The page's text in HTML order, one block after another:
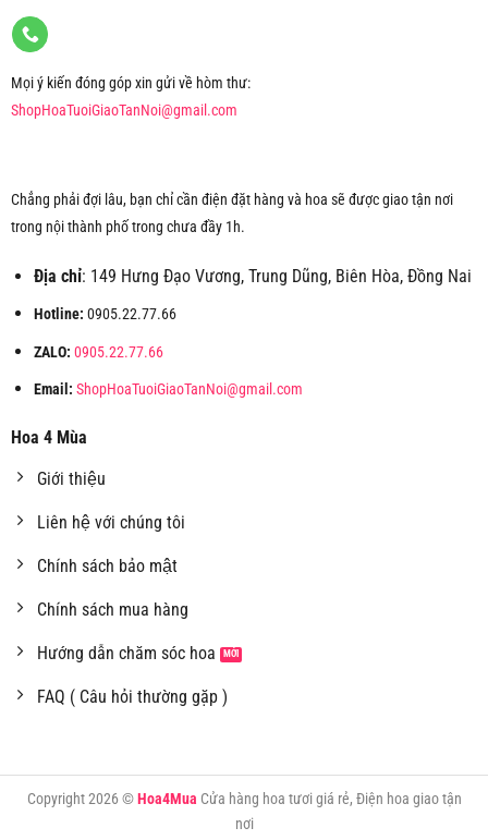
Mọi ý kiến đóng góp xin gửi về hòm thư:
ShopHoaTuoiGiaoTanNoi@gmail.com
Chẳng phải đợi lâu, bạn chỉ cần điện đặt hàng và hoa sẽ được giao tận nơi
trong nội thành phố trong chưa đầy 1h.
Địa chỉ: 149 Hưng Đạo Vương, Trung Dũng, Biên Hòa, Đồng Nai
Hotline: 0905.22.77.66
ZALO: 0905.22.77.66
Email: ShopHoaTuoiGiaoTanNoi@gmail.com
Hoa 4 Mùa
Giới thiệu
Liên hệ với chúng tôi
Chính sách bảo mật
Chính sách mua hàng
Hướng dẫn chăm sóc hoa
FAQ ( Câu hỏi thường gặp )
Copyright 2026 ©Hoa4Mua Cửa hàng hoa tươi giá rẻ, Điện hoa giao tận
nơi